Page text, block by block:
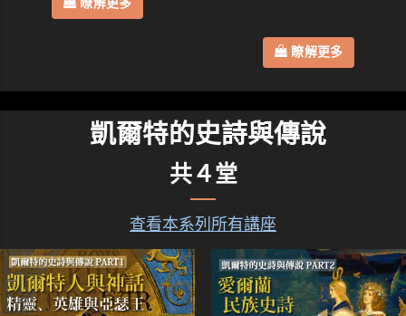
瞭解更多
瞭解更多
凱爾特的史詩與傳說
共４堂
查看本系列所有講座